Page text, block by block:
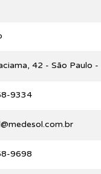
42 - São Paulo
9334
9698